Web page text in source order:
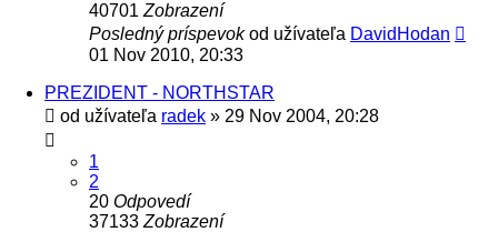
40701 Zobrazení
Posledný príspevokod užívateľa DavidHodan
01 Nov 2010, 20:33
PREZIDENT - NORTHSTAR
od užívateľa radek » 29 Nov 2004, 20:28
1
2
20 Odpovedí
37133 Zobrazení